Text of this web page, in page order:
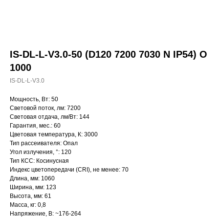
IS-DL-L-V3.0-50 (D120 7200 7030 N IP54) O
1000
IS-DL-L-V3.0
Мощность, Вт: 50
Световой поток, лм: 7200
Световая отдача, лм/Вт: 144
Гарантия, мес.: 60
Цветовая температура, К: 3000
Тип рассеивателя: Опал
Угол излучения, °: 120
Тип КСС: Косинусная
Индекс цветопередачи (CRI), не менее: 70
Длина, мм: 1060
Ширина, мм: 123
Высота, мм: 61
Масса, кг: 0,8
Напряжение, В: ~176-264